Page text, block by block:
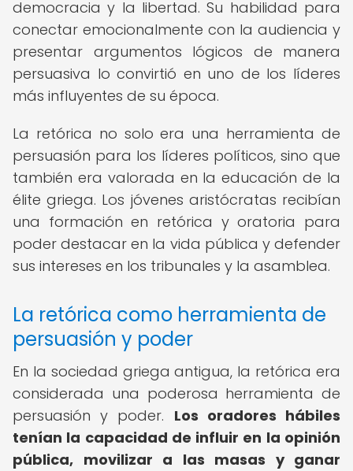
democracia y la libertad. Su habilidad para
conectar emocionalmente con la audiencia y
presentar argumentos lógicos de manera
persuasiva lo convirtió en uno de los líderes
más influyentes de su época.
La retórica no solo era una herramienta de
persuasión para los líderes políticos, sino que
también era valorada en la educación de la
élite griega. Los jóvenes aristócratas recibían
una formación en retórica y oratoria para
poder destacar en la vida pública y defender
sus intereses en los tribunales y la asamblea.
La retórica como herramienta de
persuasión y poder
En la sociedad griega antigua, la retórica era
considerada una poderosa herramienta de
persuasión y poder. Los oradores hábiles
tenían la capacidad de influir en la opinión
pública, movilizar a las masas y ganar